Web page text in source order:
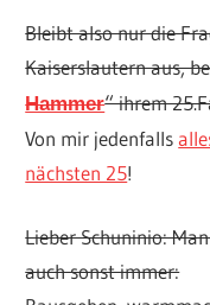
Bleibt also nur die
Kaiserslautern aus,
Hammer“ ihrem
Von mir jedenfalls
nächsten 25!
Lieber Schuninio:
auch sonst immer: